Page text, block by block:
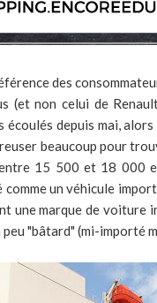
des
(et non celui de
écoulés depuis mai,
beaucoup pour
15 500 et 18 000
un véhicule
une marque de voiture
"bâtard" (mi-importé